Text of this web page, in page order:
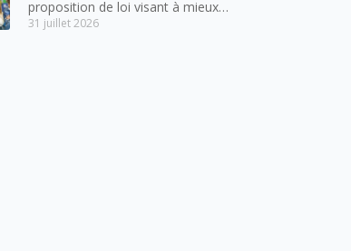
proposition de loi visant à mieux
protéger les mineurs des risques
31 juillet 2026